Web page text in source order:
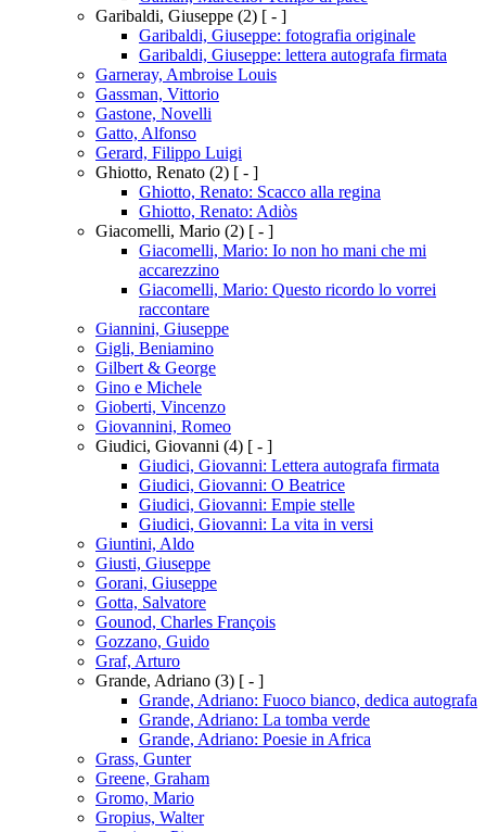
Garibaldi, Giuseppe (2) [ - ]
Garibaldi, Giuseppe: fotografia originale
Garibaldi, Giuseppe: lettera autografa firmata
Garneray, Ambroise Louis
Gassman, Vittorio
Gastone, Novelli
Gatto, Alfonso
Gerard, Filippo Luigi
Ghiotto, Renato (2) [ - ]
Ghiotto, Renato: Scacco alla regina
Ghiotto, Renato: Adiòs
Giacomelli, Mario (2) [ - ]
Giacomelli, Mario: Io non ho mani che mi
accarezzino
Giacomelli, Mario: Questo ricordo lo vorrei
raccontare
Giannini, Giuseppe
Gigli, Beniamino
Gilbert & George
Gino e Michele
Gioberti, Vincenzo
Giovannini, Romeo
Giudici, Giovanni (4) [ - ]
Giudici, Giovanni: Lettera autografa firmata
Giudici, Giovanni: O Beatrice
Giudici, Giovanni: Empie stelle
Giudici, Giovanni: La vita in versi
Giuntini, Aldo
Giusti, Giuseppe
Gorani, Giuseppe
Gotta, Salvatore
Gounod, Charles François
Gozzano, Guido
Graf, Arturo
Grande, Adriano (3) [ - ]
Grande, Adriano: Fuoco bianco, dedica autografa
Grande, Adriano: La tomba verde
Grande, Adriano: Poesie in Africa
Grass, Gunter
Greene, Graham
Gromo, Mario
Gropius, Walter